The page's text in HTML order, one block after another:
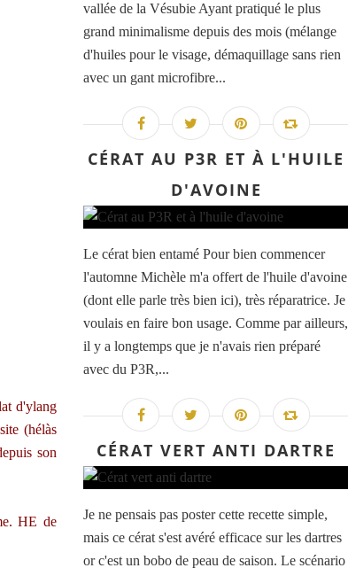
d'ylang
(hélàs
son
HE de
vallée de la Vésubie Ayant pratiqué le plus
grand minimalisme depuis des mois (mélange
d'huiles pour le visage, démaquillage sans rien
avec un gant microfibre...
CÉRAT AU P3R ET À L'HUILE
D'AVOINE
Le cérat bien entamé Pour bien commencer
l'automne Michèle m'a offert de l'huile d'avoine
(dont elle parle très bien ici), très réparatrice. Je
voulais en faire bon usage. Comme par ailleurs,
il y a longtemps que je n'avais rien préparé
avec du P3R,...
CÉRAT VERT ANTI DARTRE
Je ne pensais pas poster cette recette simple,
mais ce cérat s'est avéré efficace sur les dartres
or c'est un bobo de peau de saison. Le scénario